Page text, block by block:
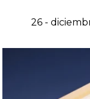
26 -